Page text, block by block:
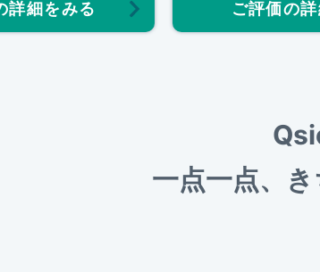
詳細をみる ご評価の
一点一点、